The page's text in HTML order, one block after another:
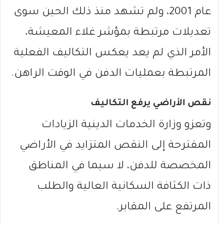
عام 2001، ولم تشهد منذ ذلك الحين سوى
تعديلات مرتبطة بمؤشر غلاء المعيشة،
الأمر الذي لم يعد يعكس التكاليف الفعلية
المرتبطة بعمليات الدفن في الوقت الراهن.
نقص الأراضي يرفع التكاليف
وتعزو وزارة الخدمات الدينية الزيادات
المقترحة إلى النقص المتزايد في الأراضي
المخصصة للدفن، لا سيما في المناطق
ذات الكثافة السكانية العالية والطلب
المرتفع على المقابر.